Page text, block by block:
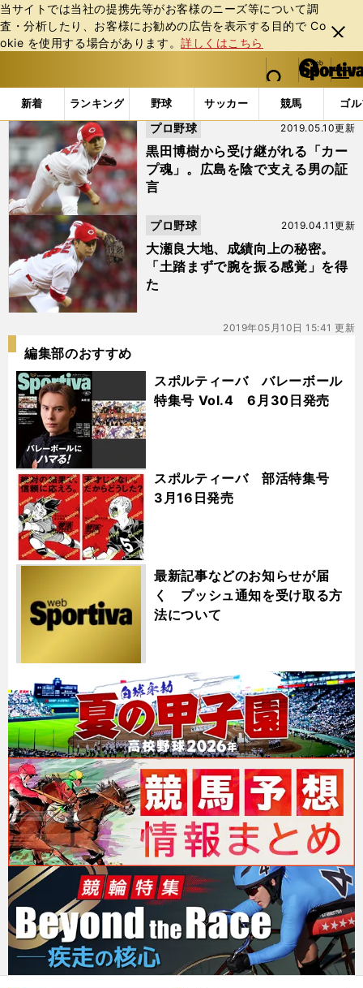
当サイトでは当社の提携先等がお客様のニーズ等について調
査・分析したり、お客様にお勧めの広告を表⽰する⽬的で Co
okie を使⽤する場合があります。詳しくはこちら
閉じ
る
web Sportiva (webスポルティーバ)
検索
マイペ
ー
ジ
メニュ
新着 ランキング 野球 サッカー 競馬 ゴ
b
ス
ポ
ル
テ
ィ
ー
バ
「#操育」の最新ニュース・ 情報
黒田博樹から受け継がれる「カー
プ魂」。広島を陰で支える男の証
言
2019.05.10更新
プロ野球
大瀬良大地、成績向上の秘密。
「土踏まずで腕を振る感覚」を得
た
2019.04.11更新
プロ野球
2019年05月10日 15:41 更新
編集部のおすすめ
スポルティーバ バレーボール
特集号 Vol.4 6月30日発売
スポルティーバ 部活特集号
3月16日発売
最新記事などのお知らせが届
く プッシュ通知を受け取る方
法について